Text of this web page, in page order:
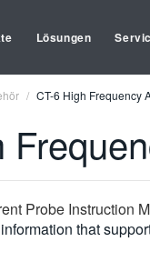
Lösungen
CT-6 High Frequency
Probe Instruction
that